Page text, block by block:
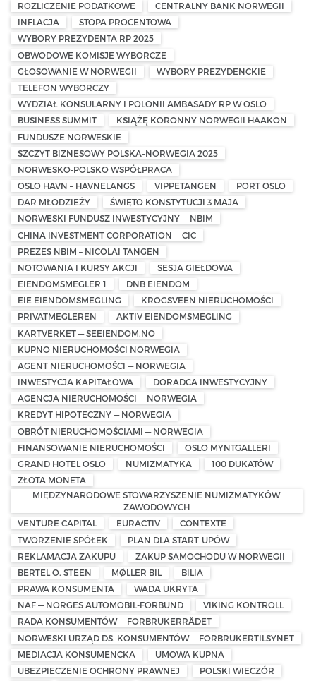
ROZLICZENIE PODATKOWE
CENTRALNY BANK NORWEGII
INFLACJA
STOPA PROCENTOWA
WYBORY PREZYDENTA RP 2025
OBWODOWE KOMISJE WYBORCZE
GŁOSOWANIE W NORWEGII
WYBORY PREZYDENCKIE
TELEFON WYBORCZY
WYDZIAŁ KONSULARNY I POLONII AMBASADY RP W OSLO
BUSINESS SUMMIT
KSIĄŻĘ KORONNY NORWEGII HAAKON
FUNDUSZE NORWESKIE
SZCZYT BIZNESOWY POLSKA–NORWEGIA 2025
NORWESKO-POLSKO WSPÓŁPRACA
OSLO HAVN – HAVNELANGS
VIPPETANGEN
PORT OSLO
DAR MŁODZIEŻY
ŚWIĘTO KONSTYTUCJI 3 MAJA
NORWESKI FUNDUSZ INWESTYCYJNY — NBIM
CHINA INVESTMENT CORPORATION — CIC
PREZES NBIM – NICOLAI TANGEN
NOTOWANIA I KURSY AKCJI
SESJA GIEŁDOWA
EIENDOMSMEGLER 1
DNB EIENDOM
EIE EIENDOMSMEGLING
KROGSVEEN NIERUCHOMOŚCI
PRIVATMEGLEREN
AKTIV EIENDOMSMEGLING
KARTVERKET — SEEIENDOM.NO
KUPNO NIERUCHOMOŚCI NORWEGIA
AGENT NIERUCHOMOŚCI — NORWEGIA
INWESTYCJA KAPITAŁOWA
DORADCA INWESTYCYJNY
AGENCJA NIERUCHOMOŚCI — NORWEGIA
KREDYT HIPOTECZNY — NORWEGIA
OBRÓT NIERUCHOMOŚCIAMI — NORWEGIA
FINANSOWANIE NIERUCHOMOŚCI
OSLO MYNTGALLERI
GRAND HOTEL OSLO
NUMIZMATYKA
100 DUKATÓW
ZŁOTA MONETA
MIĘDZYNARODOWE STOWARZYSZENIE NUMIZMATYKÓW
ZAWODOWYCH
VENTURE CAPITAL
EURACTIV
CONTEXTE
TWORZENIE SPÓŁEK
PLAN DLA START-UPÓW
REKLAMACJA ZAKUPU
ZAKUP SAMOCHODU W NORWEGII
BERTEL O. STEEN
MØLLER BIL
BILIA
PRAWA KONSUMENTA
WADA UKRYTA
NAF — NORGES AUTOMOBIL-FORBUND
VIKING KONTROLL
RADA KONSUMENTÓW — FORBRUKERRÅDET
NORWESKI URZĄD DS. KONSUMENTÓW — FORBRUKERTILSYNET
MEDIACJA KONSUMENCKA
UMOWA KUPNA
UBEZPIECZENIE OCHRONY PRAWNEJ
POLSKI WIECZÓR